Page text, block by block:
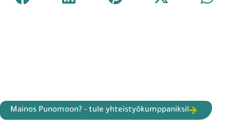
Mainos Punomoon? - tule yhteistyökumppaniksi!